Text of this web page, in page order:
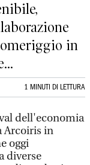
in
1 MINUTI DI LETTURA
dell'economia
Arcoiris in
oggi
diverse